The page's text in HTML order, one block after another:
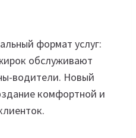
формат услуг:
обслуживают
водители. Новый
комфортной и